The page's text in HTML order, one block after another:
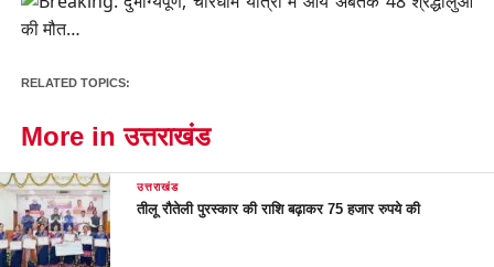
RELATED TOPICS:
More in उत्तराखंड
उत्तराखंड
तीलू रौतेली पुरस्कार की राशि बढ़ाकर 75 हजार रुपये की